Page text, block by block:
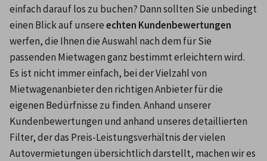
einfach darauf los zu buchen? Dann sollten Sie unbedingt
einen Blick auf unsere echten Kundenbewertungen
werfen, die Ihnen die Auswahl nach dem für Sie
passenden Mietwagen ganz bestimmt erleichtern wird.
Es ist nicht immer einfach, bei der Vielzahl von
Mietwagenanbieter den richtigen Anbieter für die
eigenen Bedürfnisse zu finden. Anhand unserer
Kundenbewertungen und anhand unseres detaillierten
Filter, der das Preis-Leistungsverhältnis der vielen
Autovermietungen übersichtlich darstellt, machen wir es